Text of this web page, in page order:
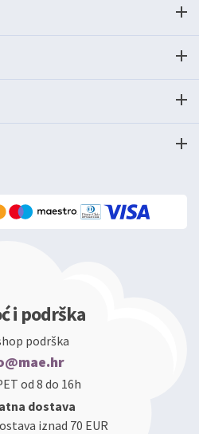
i podrška
podrška
od 8 do 16h
dostava
iznad 70 EUR